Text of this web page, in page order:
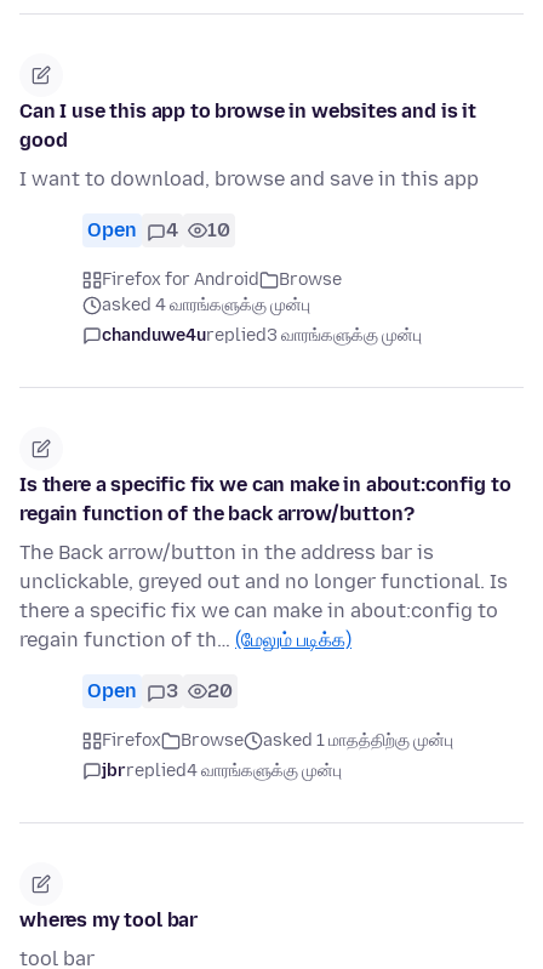
Can I use this app to browse in websites and is it
good
I want to download, browse and save in this app
Open 4 10
Firefox for Android
Browse
asked 4 வாரங்களுக்கு முன்பு
chanduwe4ureplied3 வாரங்களுக்கு முன்பு
Is there a specific fix we can make in about:config to
regain function of the back arrow/button?
The Back arrow/button in the address bar is
unclickable, greyed out and no longer functional. Is
there a specific fix we can make in about:config to
regain function of th… (மேலும் படிக்க)
Open 3 20
Firefox Browse
asked 1 மாதத்திற்கு முன்பு
jbrreplied4 வாரங்களுக்கு முன்பு
wheres my tool bar
tool bar